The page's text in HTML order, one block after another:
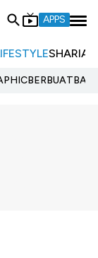
APPS
SHARIA